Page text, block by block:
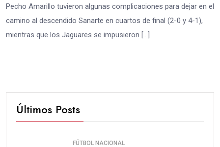
Pecho Amarillo tuvieron algunas complicaciones para dejar en el
camino al descendido Sanarte en cuartos de final (2-0 y 4-1),
mientras que los Jaguares se impusieron […]
Últimos Posts
FÚTBOL NACIONAL